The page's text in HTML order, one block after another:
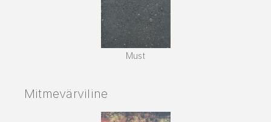
Must
Mitmevärviline